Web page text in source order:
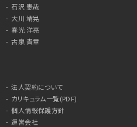
石沢 憲哉
大川 靖晃
春光 洋亮
古泉 貴章
法人契約について
カリキュラム一覧(PDF)
個人情報保護方針
運営会社